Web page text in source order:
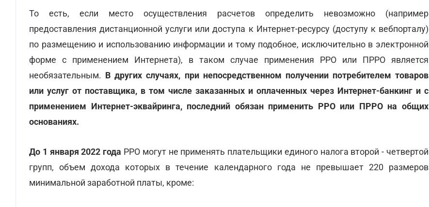
То есть, если место осуществления расчетов определить невозможно (например
предоставления дистанционной услуги или доступа к Интернет-ресурсу (доступу к вебпорталу)
по размещению и использованию информации и тому подобное, исключительно в электронной
форме с применением Интернета), в таком случае применения РРО или ПРРО является
необязательным. В других случаях, при непосредственном получении потребителем товаров
или услуг от поставщика, в том числе заказанных и оплаченных через Интернет-банкинг и с
применением Интернет-эквайринга, последний обязан применить РРО или ПРРО на общих
основаниях.
До 1 января 2022 года РРО могут не применять плательщики единого налога второй - четвертой
групп, объем дохода которых в течение календарного года не превышает 220 размеров
минимальной заработной платы, кроме: